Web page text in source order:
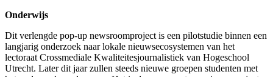
Onderwijs
Dit verlengde pop-up newsroomproject is een pilotstudie binnen een
langjarig onderzoek naar lokale nieuwsecosystemen van het
lectoraat Crossmediale Kwaliteitesjournalistiek van Hogeschool
Utrecht. Later dit jaar zullen steeds nieuwe groepen studenten met